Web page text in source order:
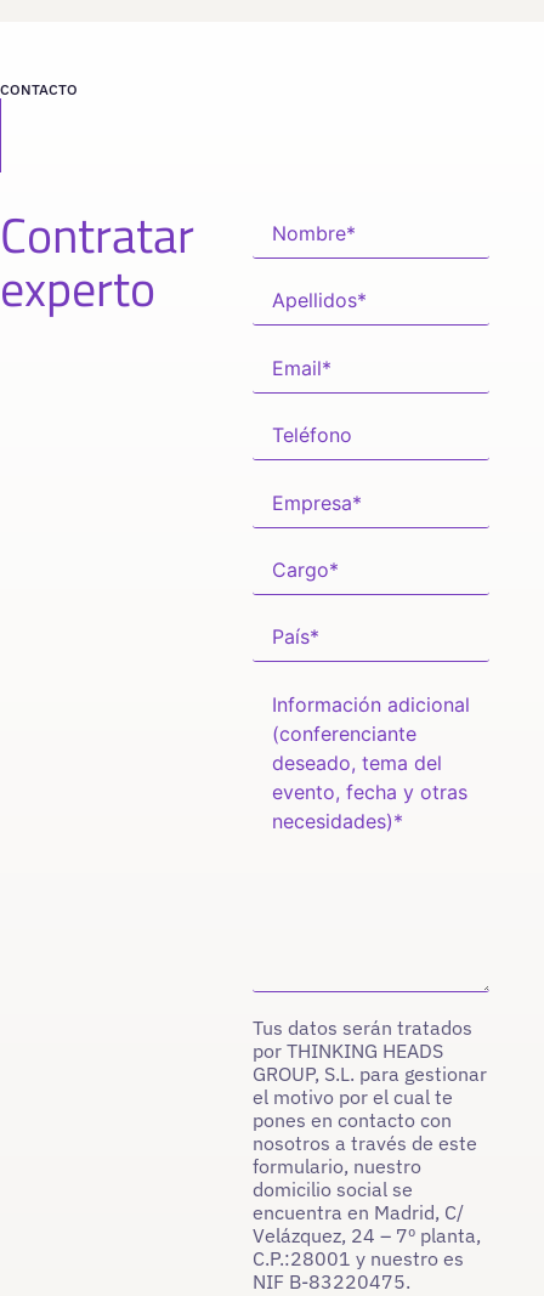
CONTACTO
Contratar
experto
Tus datos serán tratados
por THINKING HEADS
GROUP, S.L. para gestionar
el motivo por el cual te
pones en contacto con
nosotros a través de este
formulario, nuestro
domicilio social se
encuentra en Madrid, C/
Velázquez, 24 – 7º planta,
C.P.:28001 y nuestro es
NIF B-83220475.